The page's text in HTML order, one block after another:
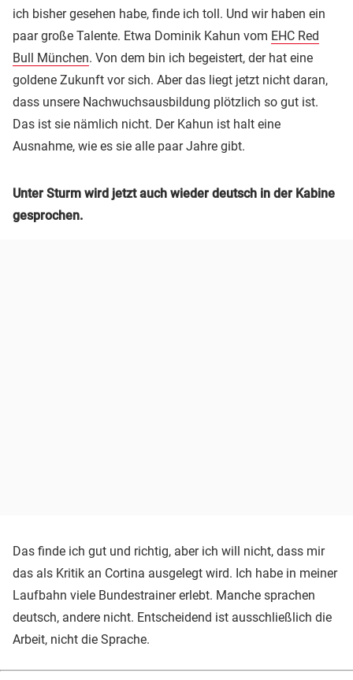
ich bisher gesehen habe, finde ich toll. Und wir haben ein
paar große Talente. Etwa Dominik Kahun vom EHC Red
Bull München. Von dem bin ich begeistert, der hat eine
goldene Zukunft vor sich. Aber das liegt jetzt nicht daran,
dass unsere Nachwuchsausbildung plötzlich so gut ist.
Das ist sie nämlich nicht. Der Kahun ist halt eine
Ausnahme, wie es sie alle paar Jahre gibt.
Unter Sturm wird jetzt auch wieder deutsch in der Kabine
gesprochen.
Das finde ich gut und richtig, aber ich will nicht, dass mir
das als Kritik an Cortina ausgelegt wird. Ich habe in meiner
Laufbahn viele Bundestrainer erlebt. Manche sprachen
deutsch, andere nicht. Entscheidend ist ausschließlich die
Arbeit, nicht die Sprache.